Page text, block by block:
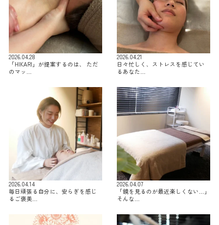
2026.04.28
「HIKARI」が提案するのは、 ただ
のマッ…
2026.04.21
日々忙しく、ストレスを感じてい
るあなた…
2026.04.14
毎日頑張る自分に、安らぎを感じ
るご褒美…
2026.04.07
「鏡を見るのが最近楽しくない…」
そんな…